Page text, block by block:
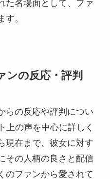
た名場面として、ファ
。
ンの反応・評判
らの反応や評判につい
上の声を中心に詳しく
現在まで、彼女に対す
その人柄の良さと配信
のファンから愛されて